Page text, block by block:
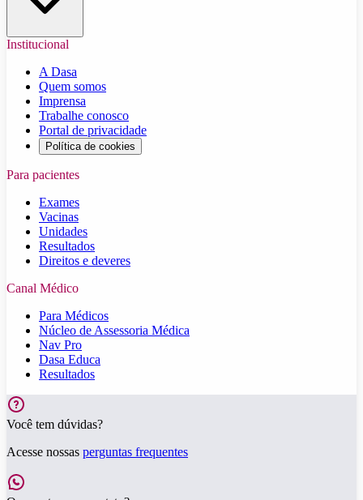
Institucional
A Dasa
Quem somos
Imprensa
Trabalhe conosco
Portal de privacidade
Política de cookies
Para pacientes
Exames
Vacinas
Unidades
Resultados
Direitos e deveres
Canal Médico
Para Médicos
Núcleo de Assessoria Médica
Nav Pro
Dasa Educa
Resultados
Você tem dúvidas?
Acesse nossas perguntas frequentes